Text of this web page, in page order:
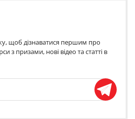
щоб дізнаватися першим про
з призами, нові відео та статті в